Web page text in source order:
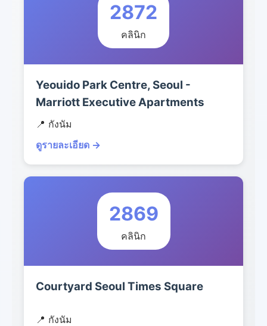
2872
คลินิก
Yeouido Park Centre, Seoul -
Marriott Executive Apartments
📍 กังนัม
ดูรายละเอียด →
2869
คลินิก
Courtyard Seoul Times Square
📍 กังนัม